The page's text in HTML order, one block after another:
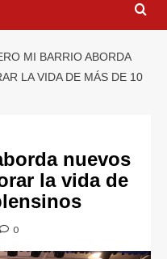
MI BARRIO ABORDA
LA VIDA DE MÁS DE 10
nuevos
la vida de
0